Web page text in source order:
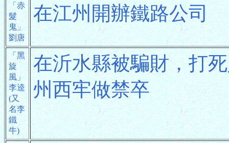
「赤
髮
鬼」
劉唐
在江州開辦鐵路公司
「黑
旋
風」
李逵
(又
名李
鐵
牛)
在沂水縣被騙財，打
州西牢做禁卒